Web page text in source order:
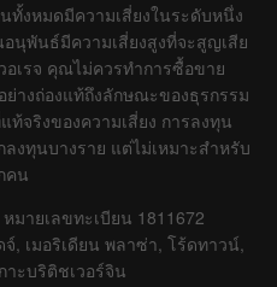
ทั้งหมดมีความเสี่ยงในระดับหนึ่ง
นุพันธ์มีความเสี่ยงสูงที่จะสูญเสีย
วอเรจ คุณไม่ควรทำการซื้อขาย
างถ่องแท้ถึงลักษณะของธุรกรรม
จริงของความเสี่ยง การลงทุน
งทุนบางราย แต่ไม่เหมาะสำหรับ
คน
มายเลขทะเบียน 1811672
, เมอริเดียน พลาซ่า, โร้ดทาวน์,
าะบริติชเวอร์จิน